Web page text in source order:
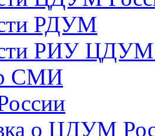
РДУМ
РИУ ЦДУМ
СМИ
о ЦДУМ